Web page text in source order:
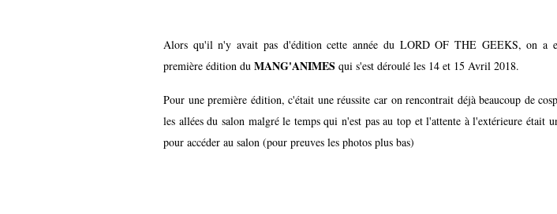
Alors qu'il n'y avait pas d'édition cette année du LORD OF THE GEEKS, on a
première édition du MANG'ANIMES qui s'est déroulé les 14 et 15 Avril 2018.
Pour une première édition, c'était une réussite car on rencontrait déjà beaucoup de
les allées du salonmalgré le temps qui n'est pas au top et l'attente à l'extérieure était
pour accéder au salon (pour preuves les photos plus bas)